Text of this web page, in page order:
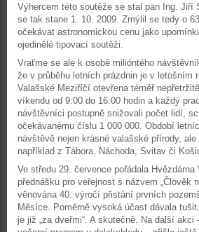
Výhercem této soutěže se stal pan Ing. Jiří
se tak stane 1. 10. 2009. Zmýlil se tedy o
očekávat astronomickou cenu jako
ojedinělé tipovací soutěži.
Vraťme se ale k osobě milióntého
že v průběhu letních prázdnin je v letošním
Valašské Meziříčí otevřena téměř
víkendu od 9:00 do 16:00 hodin a každý
návštěvníci postupně snižovali počet lidí,
očekávanému číslu 1 000 000. Období
návštěvě nejen krásné valašské přírody,
například z Tábora, Náchoda, Svitav či
Ve středu 29. července pořádala
přednášku pro veřejnost s názvem „Člověk
věnována 40. výročí přistání prvních
Měsíce. Poměrně vysoká účast dávala
je již „za dveřmi“. A skutečně. Na další akci